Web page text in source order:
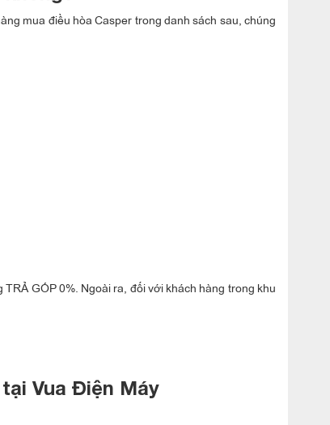
mua điều hòa Casper trong danh sách sau, chúng
GÓP 0%. Ngoài ra, đối với khách hàng trong khu
Vua Điện Máy